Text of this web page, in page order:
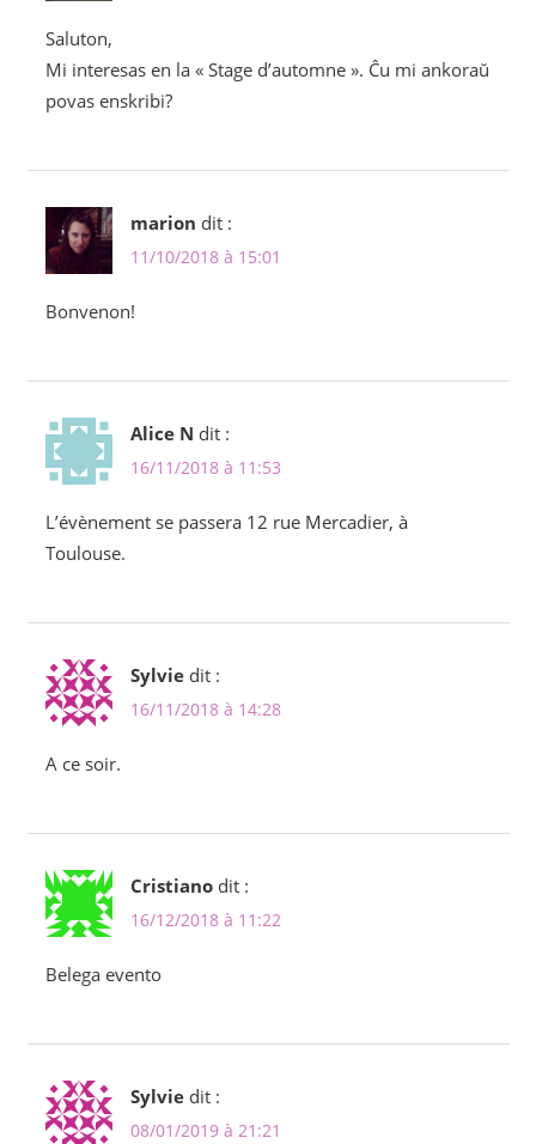
Saluton,
Mi interesas en la « Stage d’automne ». Ĉu mi ankoraŭ
povas enskribi?
marion dit :
11/10/2018 à 15:01
Bonvenon!
Alice N dit :
16/11/2018 à 11:53
L’évènement se passera 12 rue Mercadier, à
Toulouse.
Sylvie dit :
16/11/2018 à 14:28
A ce soir.
Cristiano dit :
16/12/2018 à 11:22
Belega evento
Sylvie dit :
08/01/2019 à 21:21